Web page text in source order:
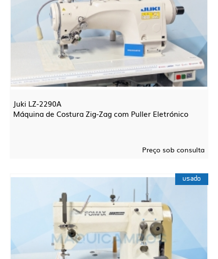
Juki LZ-2290A
Máquina de Costura Zig-Zag com Puller Eletrónico
Preço sob consulta
usado